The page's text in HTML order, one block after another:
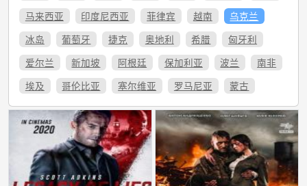
马来西亚
印度尼西亚 菲律宾 越南
乌克兰
冰岛
葡萄牙 捷克 奥地利 希腊
匈牙利
爱尔兰
新加坡 阿根廷 保加利亚 波兰
南非
埃及
哥伦比亚 塞尔维亚 罗马尼亚 蒙古